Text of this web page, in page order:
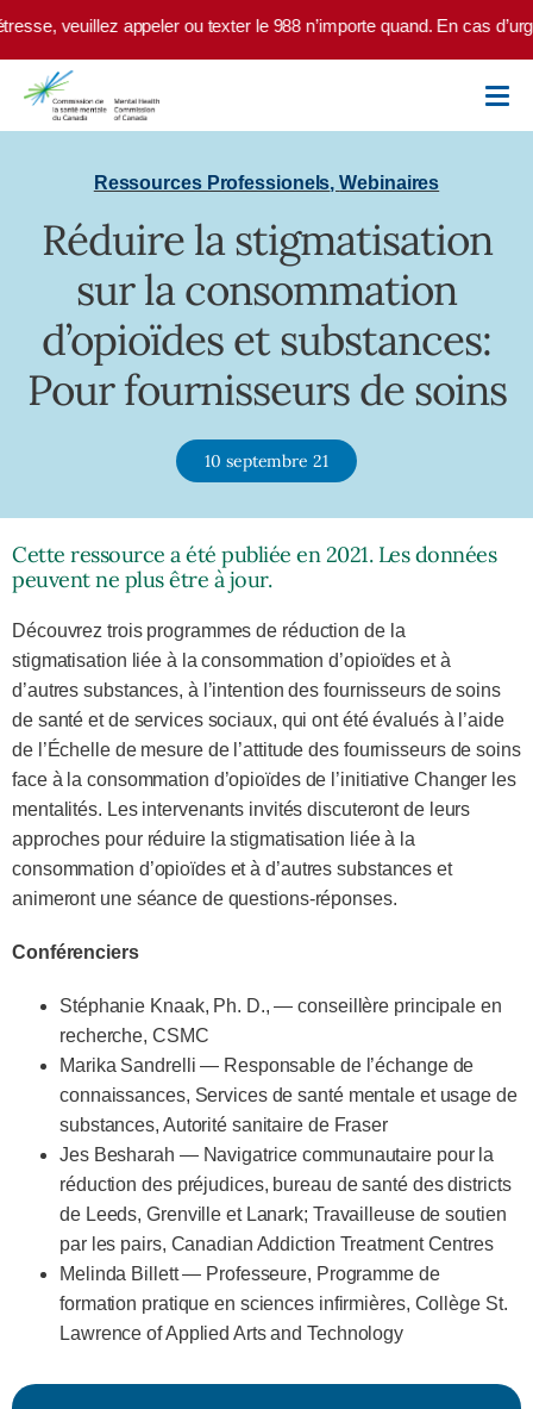
Skip to main content
veuillez appeler ou texter le 988 n’importe quand. En cas
Ressources Professionels,Webinaires
Réduire la stigmatisation
sur la consommation
d’opioïdes et substances:
Pour fournisseurs de soins
10 septembre 21
Cette ressource a été publiée en 2021. Les données
peuvent ne plus être à jour.
Découvrez trois programmes de réduction de la
stigmatisation liée à la consommation d’opioïdes et à
d’autres substances, à l’intention des fournisseurs de soins
de santé et de services sociaux, qui ont été évalués à l’aide
de l’Échelle de mesure de l’attitude des fournisseurs de soins
face à la consommation d’opioïdes de l’initiative Changer les
mentalités. Les intervenants invités discuteront de leurs
approches pour réduire la stigmatisation liée à la
consommation d’opioïdes et à d’autres substances et
animeront une séance de questions-réponses.
Conférenciers
Stéphanie Knaak, Ph. D., — conseillère principale en
recherche, CSMC
Marika Sandrelli — Responsable de l’échange de
connaissances, Services de santé mentale et usage de
substances, Autorité sanitaire de Fraser
Jes Besharah — Navigatrice communautaire pour la
réduction des préjudices, bureau de santé des districts
de Leeds, Grenville et Lanark; Travailleuse de soutien
par les pairs, Canadian Addiction Treatment Centres
Melinda Billett — Professeure, Programme de
formation pratique en sciences infirmières, Collège St.
Lawrence of Applied Arts and Technology